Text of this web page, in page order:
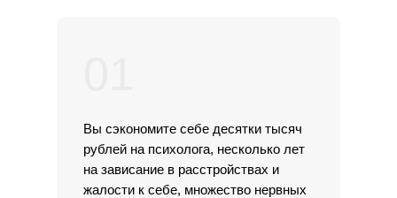
Вы сэкономите себе десятки тысяч
рублей на психолога, несколько лет
на зависание в расстройствах и
жалости к себе, множество нервных